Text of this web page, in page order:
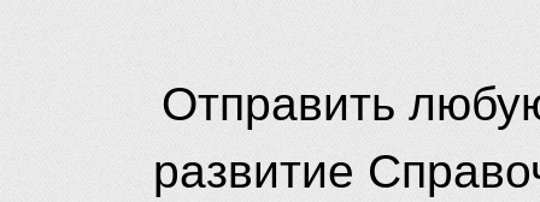
Отправить
развитие